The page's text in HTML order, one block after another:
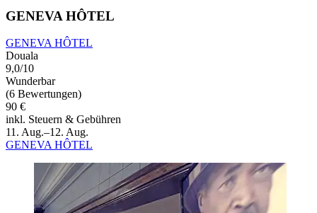
GENEVA HÔTEL
GENEVA HÔTEL
Douala
9,0/10
Wunderbar
(6 Bewertungen)
90 €
inkl. Steuern & Gebühren
11. Aug.–12. Aug.
GENEVA HÔTEL